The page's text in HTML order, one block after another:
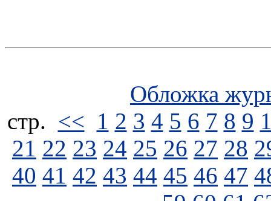
Обложка
стp. << 1 2 3 4 5 6 7 8 9
21 22 23 24 25 26 27 28
40 41 42 43 44 45 46 47